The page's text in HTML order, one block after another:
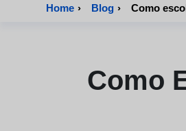
Home › Blog › Como
Como